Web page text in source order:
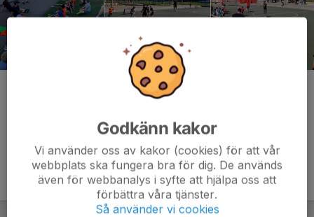
Godkänn kakor
Vi använder oss av kakor (cookies) för att vår
webbplats ska fungera bra för dig. De används
även för webbanalys i syfte att hjälpa oss att
förbättra våra tjänster.
Så använder vi cookies